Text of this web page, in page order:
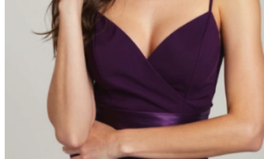
Fonctionnalités Avancées pour une
Création Professionnelle
Explorez les capacités puissantes de la plateforme Pixverse.
Fonctionnalités comparables aux outils premium utilisant la
technologie de générateur, avec une accessibilité qui rend la création
professionnelle disponible à tous les créateurs via les capacités vidéo